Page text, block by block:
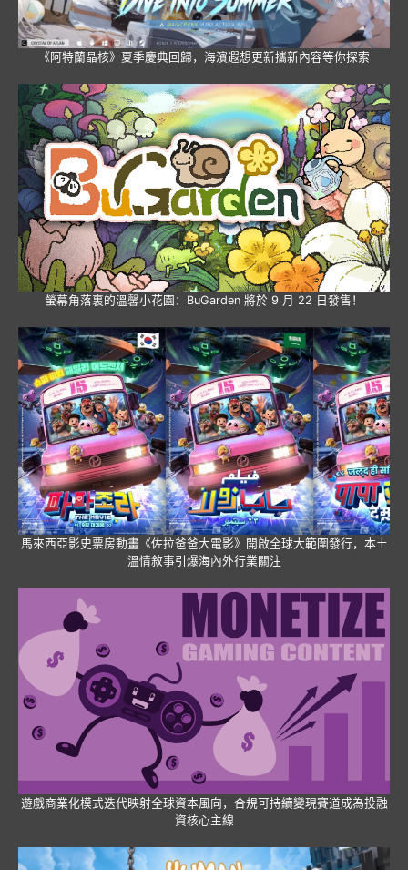
《阿特蘭晶核》夏季慶典回歸，海濱遐想更新攜新內容等你探索
螢幕角落裏的溫馨小花園：BuGarden 將於 9 月 22 日發售！
馬來西亞影史票房動畫《佐拉爸爸大電影》開啟全球大範圍發行，本土
溫情敘事引爆海內外行業關注
遊戲商業化模式迭代映射全球資本風向，合規可持續變現賽道成為投融
資核心主線